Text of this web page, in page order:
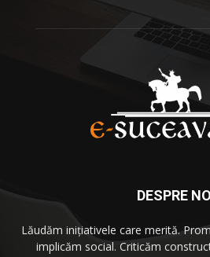
DESPRE
Lăudăm iniţiativele care merită.
implicăm social. Criticăm